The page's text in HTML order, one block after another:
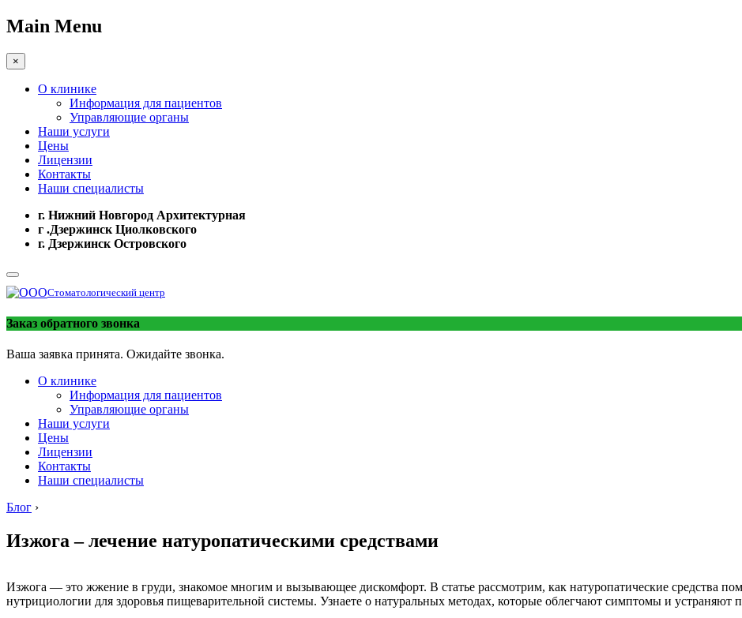
Main Menu
×
О клинике
Информация для пациентов
Управляющие органы
Наши услуги
Цены
Лицензии
Контакты
Наши специалисты
г. Нижний Новгород Архитектурная
г .Дзержинск Циолковского
г. Дзержинск Островского
Стоматологический центр
Заказ обратного звонка
Ваша заявка принята. Ожидайте звонка.
О клинике
Информация для пациентов
Управляющие органы
Наши услуги
Цены
Лицензии
Контакты
Наши специалисты
Блог ›
Изжога – лечение натуропатическими средствами
Изжога — это жжение в груди, знакомое многим и вызывающее дискомфорт. В статье рассмотрим, как натуропатические средства
нутрициологии для здоровья пищеварительной системы. Узнаете о натуральных методах, которые облегчают симптомы и